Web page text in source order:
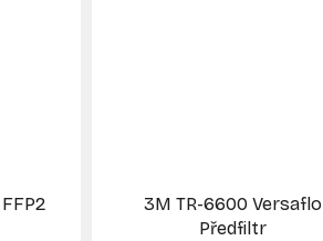
3M TR-6600 Versaflo
Předfiltr